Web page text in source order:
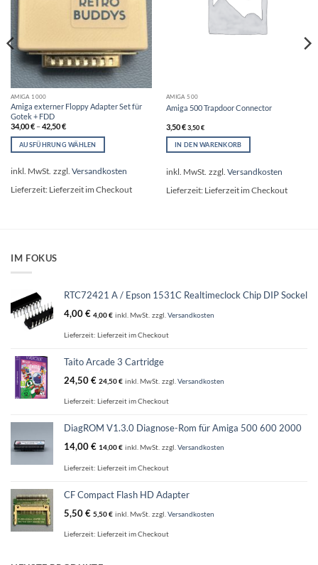
AMIGA 1000
Amiga externer Floppy Adapter Set für
Gotek + FDD
34,00€–42,50€
AUSFÜHRUNG WÄHLEN
Produkt
mehrere
können
Produktseite
gewählt
werden
inkl. MwSt. zzgl. Versandkosten
Lieferzeit: Lieferzeit im Checkout
AMIGA 500
Amiga 500 Trapdoor Connector
3,50€ 3,50€
IN DEN WARENKORB
inkl. MwSt. zzgl. Versandkosten
Lieferzeit: Lieferzeit im Checkout
IM FOKUS
RTC72421 A / Epson 1531C Realtimeclock Chip DIP Sockel
4,00€ 4,00€ inkl. MwSt. zzgl. Versandkosten
Lieferzeit: Lieferzeit im Checkout
Taito Arcade 3 Cartridge
24,50€ 24,50€ inkl. MwSt. zzgl. Versandkosten
Lieferzeit: Lieferzeit im Checkout
DiagROM V1.3.0 Diagnose-Rom für Amiga 500 600 2000
14,00€ 14,00€ inkl. MwSt. zzgl.Versandkosten
Lieferzeit: Lieferzeit im Checkout
CF Compact Flash HD Adapter
5,50€ 5,50€ inkl. MwSt. zzgl. Versandkosten
Lieferzeit: Lieferzeit im Checkout